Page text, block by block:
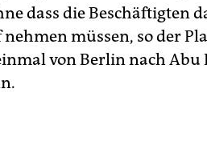
dass die Beschäftigten
müssen, so der
von Berlin nach Abu